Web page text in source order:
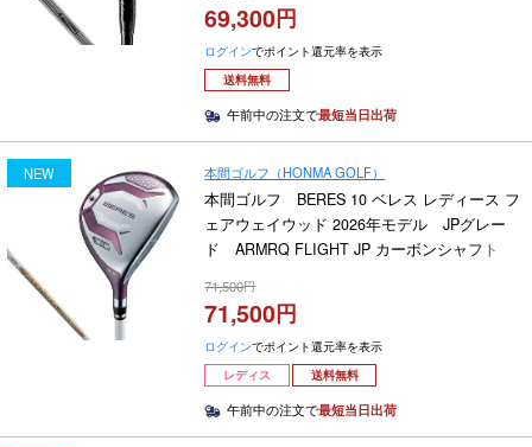
69,300
ログインでポイント還元率を表示
送料無料
午前中の注文で最短当日出荷
NEW 本間ゴルフ（HONMA GOLF）
本間ゴルフ BERES 10 ベレス レディース フ
ェアウェイウッド 2026年モデル JPグレー
ド ARMRQ FLIGHT JP カーボンシャフト
71,500
71,500
ログインでポイント還元率を表示
レディス
送料無料
午前中の注文で最短当日出荷